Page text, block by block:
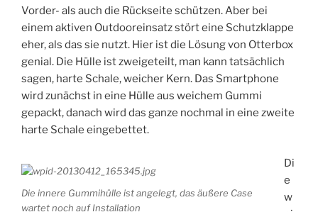
Vorder- als auch die Rückseite schützen. Aber bei
einem aktiven Outdooreinsatz stört eine Schutzklappe
eher, als das sie nutzt. Hier ist die Lösung von Otterbox
genial. Die Hülle ist zweigeteilt, man kann tatsächlich
sagen, harte Schale, weicher Kern. Das Smartphone
wird zunächst in eine Hülle aus weichem Gummi
gepackt, danach wird das ganze nochmal in eine zweite
harte Schale eingebettet.
Die innere Gummihülle ist angelegt, das äußere Case
wartet noch auf Installation
Di
e
w